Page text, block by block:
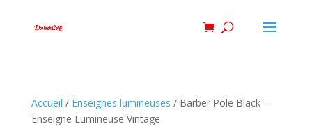
Accueil / Enseignes lumineuses / Barber Pole Black –
Enseigne Lumineuse Vintage